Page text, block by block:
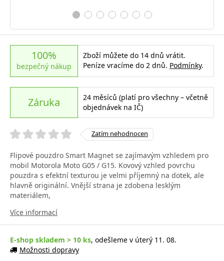
100%
bezpečný nákup
Zboží můžete do 14 dnů vrátit.
Peníze vracíme do 2 dnů. Podmínky.
Záruka
24 měsíců (platí pro všechny – včetně
objednávek na IČ)
Zatím nehodnocen
Flipové pouzdro Smart Magnet se zajímavým vzhledem pro
mobil Motorola Moto G05 / G15. Kovový vzhled povrchu
pouzdra s efektní texturou je velmi příjemný na dotek, ale
hlavně originální. Vnější strana je zdobena lesklým
materiálem,
Více informací
E-shop skladem > 10 ks, odešleme v úterý 11. 08.
Možnosti dopravy